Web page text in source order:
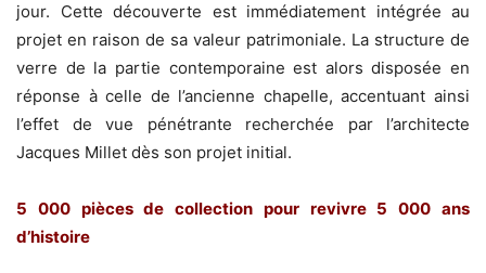
jour. Cette découverte est immédiatement intégrée au
projet en raison de sa valeur patrimoniale. La structure de
verre de la partie contemporaine est alors disposée en
réponse à celle de l’ancienne chapelle, accentuant ainsi
l’effet de vue pénétrante recherchée par l’architecte
Jacques Millet dès son projet initial.
5 000 pièces de collection pour revivre 5 000 ans
d’histoire